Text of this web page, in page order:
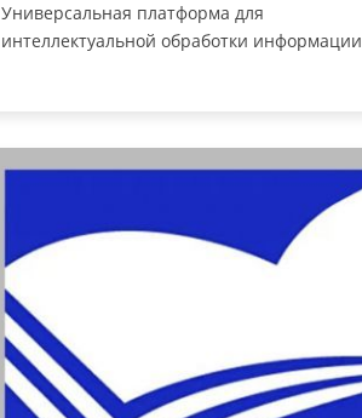
Универсальная платформа для
интеллектуальной обработки информации